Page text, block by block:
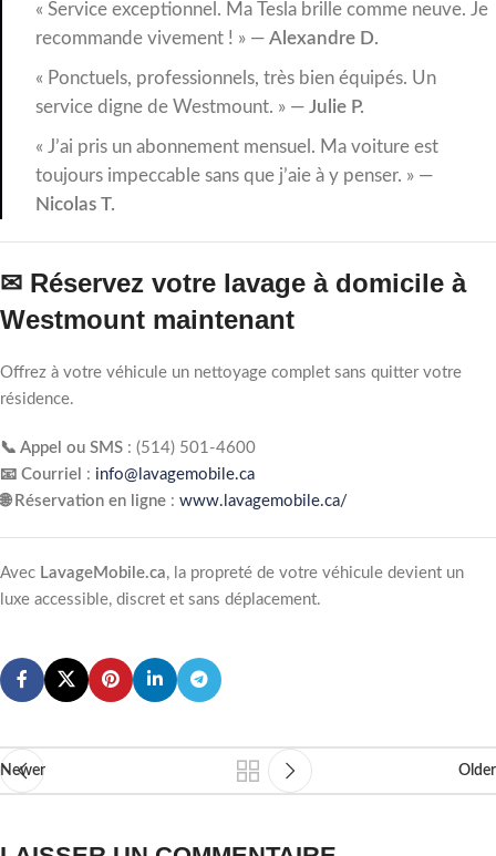
« Service exceptionnel. Ma Tesla brille comme neuve. Je
recommande vivement ! » — Alexandre D.
« Ponctuels, professionnels, très bien équipés. Un
service digne de Westmount. » — Julie P.
« J’ai pris un abonnement mensuel. Ma voiture est
toujours impeccable sans que j’aie à y penser. » —
Nicolas T.
✉ Réservez votre lavage à domicile à
Westmount maintenant
Offrez à votre véhicule un nettoyage complet sans quitter votre
résidence.
📞 Appel ou SMS : (514) 501‑4600
📧 Courriel : info@lavagemobile.ca
🌐 Réservation en ligne : www.lavagemobile.ca/
Avec LavageMobile.ca, la propreté de votre véhicule devient un
luxe accessible, discret et sans déplacement.
Newer Older